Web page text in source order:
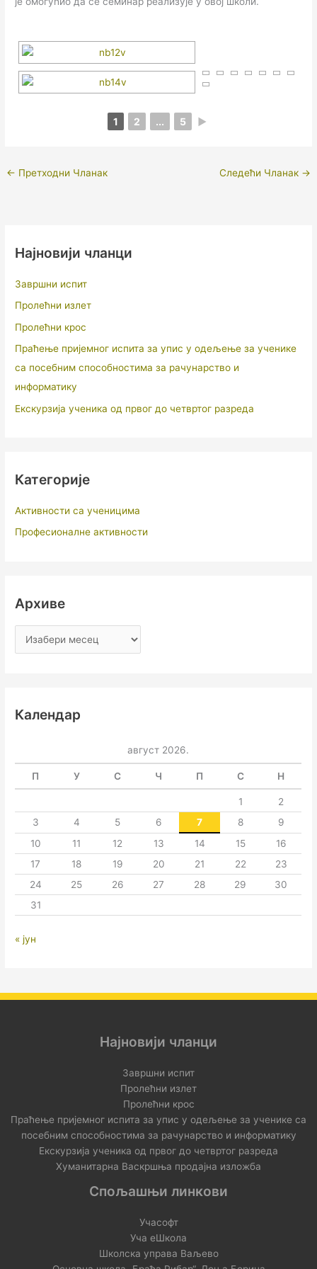
1 2 ... 5 ►
← Претходни Чланак Следећи Чланак →
Најновији чланци
Завршни испит
Пролећни излет
Пролећни крос
Праћење пријемног испита за упис у одељење за ученике
са посебним способностима за рачунарство и
информатику
Екскурзија ученика од првог до четвртог разреда
Категорије
Активности са ученицима
Професионалне активности
Архиве
Календар
август 2026.
П У С Ч П С Н
1
2
3
4 5 6 7 8
9
10
11 12 13 14 15
16
17
18 19 20 21 22
23
24
25 26 27 28 29
30
31
« јун
Најновији чланци
Завршни испит
Пролећни излет
Пролећни крос
Праћење пријемног испита за упис у одељење за ученике са
посебним способностима за рачунарство и информатику
Екскурзија ученика од првог до четвртог разреда
Хуманитарна Васкршња продајна изложба
Спољашњи линкови
Учасофт
Уча еШкола
Школска управа Ваљево